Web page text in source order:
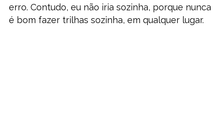
erro. Contudo, eu não iria sozinha, porque nunca
é bom fazer trilhas sozinha, em qualquer lugar.